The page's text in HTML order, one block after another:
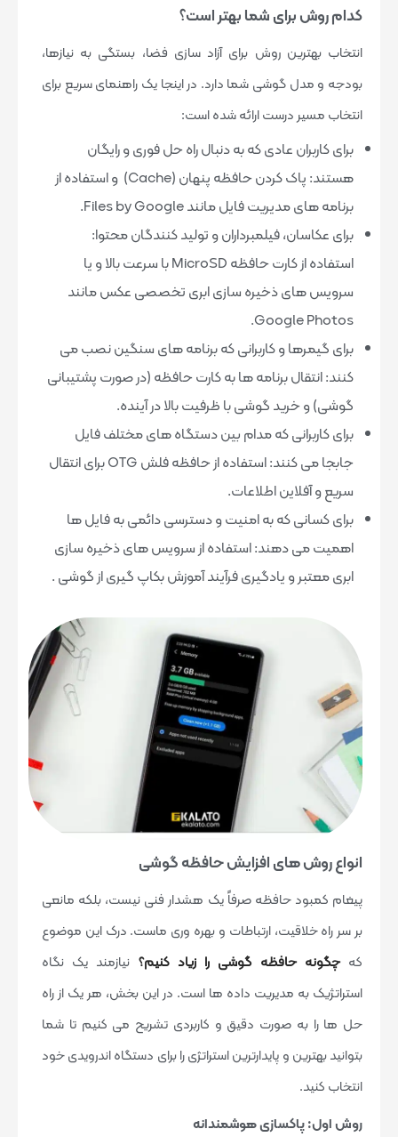
کدام روش برای شما بهتر است؟
انتخاب بهترین روش برای آزاد سازی فضا، بستگی به نیازها،
بودجه و مدل گوشی شما دارد. در اینجا یک راهنمای سریع برای
انتخاب مسیر درست ارائه شده است:
برای کاربران عادی که به دنبال راه حل فوری و رایگان
هستند: پاک کردن حافظه پنهان (Cache) و استفاده از
برنامه های مدیریت فایل مانند Files by Google.
برای عکاسان، فیلمبرداران و تولید کنندگان محتوا:
استفاده از کارت حافظه MicroSD با سرعت بالا و یا
سرویس های ذخیره سازی ابری تخصصی عکس مانند
Google Photos.
برای گیمرها و کاربرانی که برنامه های سنگین نصب می
کنند: انتقال برنامه ها به کارت حافظه (در صورت پشتیبانی
گوشی) و خرید گوشی با ظرفیت بالا در آینده.
برای کاربرانی که مدام بین دستگاه های مختلف فایل
جابجا می کنند: استفاده از حافظه فلش OTG برای انتقال
سریع و آفلاین اطلاعات.
برای کسانی که به امنیت و دسترسی دائمی به فایل ها
اهمیت می دهند: استفاده از سرویس های ذخیره سازی
ابری معتبر و یادگیری فرآیند آموزش بکاپ گیری از گوشی .
انواع روش های افزایش حافظه گوشی
پیغام کمبود حافظه صرفاً یک هشدار فنی نیست، بلکه مانعی
بر سر راه خلاقیت، ارتباطات و بهره وری ماست. درک این موضوع
کهچگونه حافظه گوشی را زیاد کنیم؟ نیازمند یک نگاه
استراتژیک به مدیریت داده ها است. در این بخش، هر یک از راه
حل ها را به صورت دقیق و کاربردی تشریح می کنیم تا شما
بتوانید بهترین و پایدارترین استراتژی را برای دستگاه اندرویدی خود
انتخاب کنید.
روش اول: پاکسازی هوشمندانه